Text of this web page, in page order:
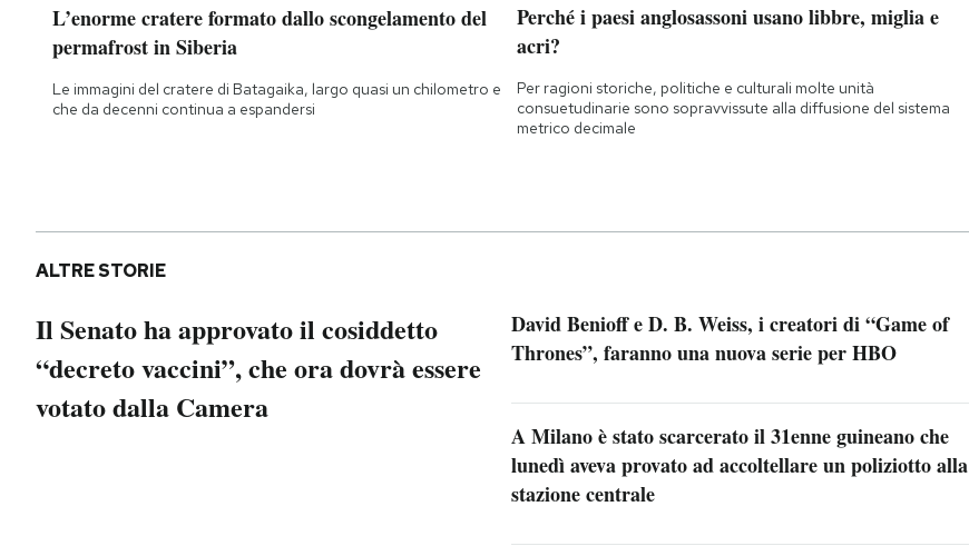
Area Personale
Newsletter
Regala il Post
L’enorme cratere formato dallo scongelamento del
permafrost in Siberia
Le immagini del cratere di Batagaika, largo quasi un chilometro e
che da decenni continua a espandersi
Perché i paesi anglosassoni usano libbre, miglia e
acri?
Per ragioni storiche, politiche e culturali molte unità
consuetudinarie sono sopravvissute alla diffusione del sistema
metrico decimale
ALTRE STORIE
Il Senato ha approvato il cosiddetto
“decreto vaccini”, che ora dovrà essere
votato dalla Camera
David Benioff e D. B. Weiss, i creatori di “Game of
Thrones”, faranno una nuova serie per HBO
A Milano è stato scarcerato il 31enne guineano che
lunedì aveva provato ad accoltellare un poliziotto alla
stazione centrale